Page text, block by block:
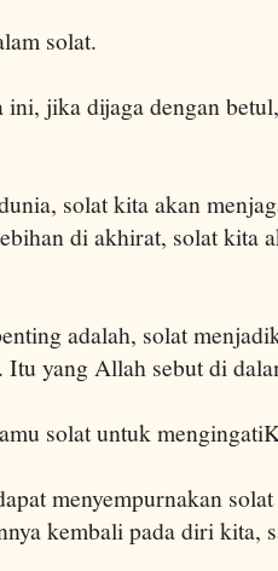
solat.
ini, jika dijaga dengan
solat kita akan
di akhirat, solat kita
adalah, solat
Itu yang Allah sebut di
solat untuk
menyempurnakan
kembali pada diri kita,